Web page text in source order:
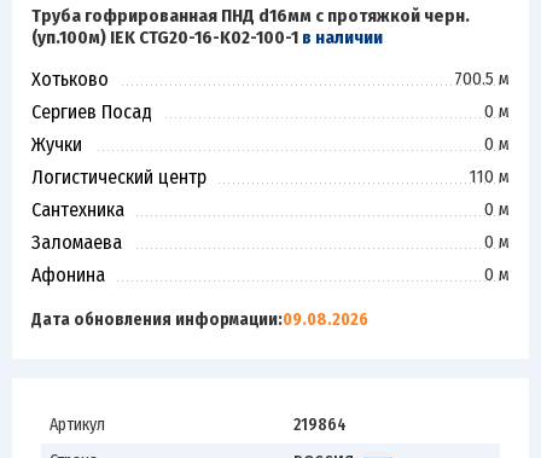
Труба гофрированная ПНД d16мм с протяжкой черн.
(уп.100м) IEK CTG20-16-K02-100-1 в наличии
Хотьково 700.5 м
Сергиев Посад 0 м
Жучки 0 м
Логистический центр 110 м
Сантехника 0 м
Заломаева 0 м
Афонина 0 м
Дата обновления информации:09.08.2026
Артикул
219864